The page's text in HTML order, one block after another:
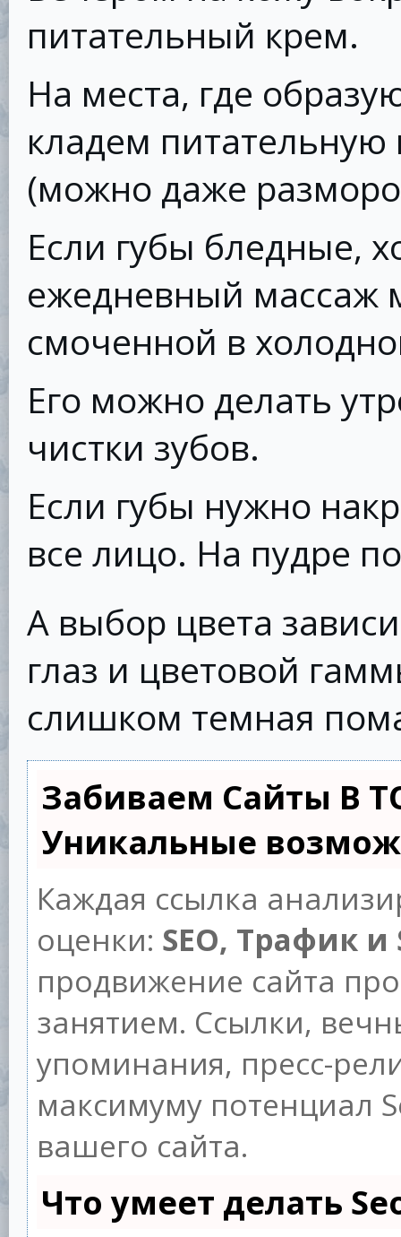
питательный крем.
На места, где
кладем питательную
(можно даже
Если губы бледные,
ежедневный массаж
смоченной в
Его можно делать
чистки зубов.
Если губы нужно
все лицо. На пудре
А выбор цвета
глаз и цветовой
слишком темная
Забиваем Сайты В
Уникальные
Каждая ссылка
оценки: SEO, Трафик и
продвижение сайта
занятием. Ссылки,
упоминания, пресс-
максимуму потенциал
вашего сайта.
Что умеет делать